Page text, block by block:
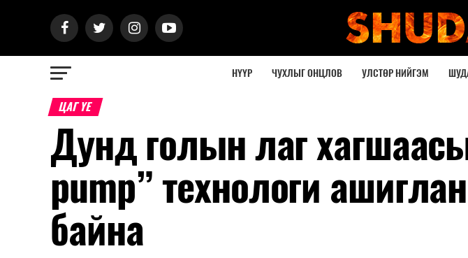
НҮҮР ЧУХЛЫГ ОНЦЛОВ УЛСТӨР НИЙГЭМ
ЦАГ ҮЕ
Дунд голын лаг
pump” технологи
байна